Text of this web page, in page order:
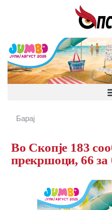
Во Скопје 183
прекршоци, 66 за